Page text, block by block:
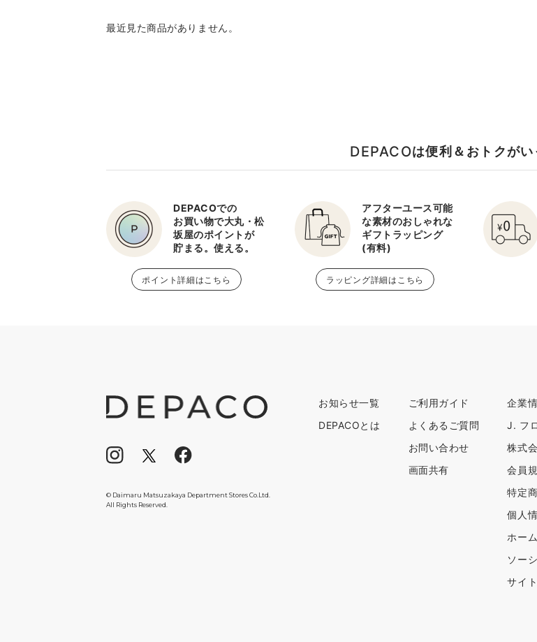
最近見た商品がありません。
DEPACOは便利＆おトクがい
DEPACOでの
お買い物で大丸・松
坂屋のポイントが
貯まる。使える。
ポイント詳細はこちら
アフターユース可能
な素材のおしゃれな
ギフトラッピング
(有料)
ラッピング詳細はこちら
© Daimaru Matsuzakaya Department Stores Co.Ltd.
All Rights Reserved.
お知らせ一覧
DEPACOとは
ご利用ガイド
よくあるご質問
お問い合わせ
画面共有
企業
J. フ
株式
会員
特定
個人
ホー
ソー
サイ